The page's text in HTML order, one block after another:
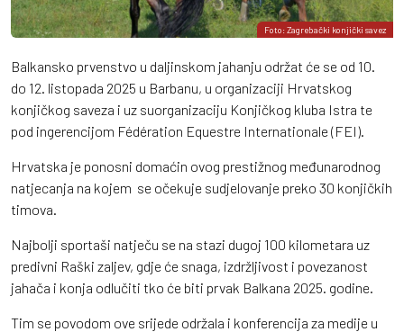
Foto: Zagrebački konjički savez
Balkansko prvenstvo u daljinskom jahanju održat će se od 10.
do 12. listopada 2025 u Barbanu, u organizaciji Hrvatskog
konjičkog saveza i uz suorganizaciju Konjičkog kluba Istra te
pod ingerencijom Fédération Equestre Internationale (FEI).
Hrvatska je ponosni domaćin ovog prestižnog međunarodnog
natjecanja na kojem se očekuje sudjelovanje preko 30 konjičkih
timova.
Najbolji sportaši natječu se na stazi dugoj 100 kilometara uz
predivni Raški zaljev, gdje će snaga, izdržljivost i povezanost
jahača i konja odlučiti tko će biti prvak Balkana 2025. godine.
Tim se povodom ove srijede održala i konferencija za medije u